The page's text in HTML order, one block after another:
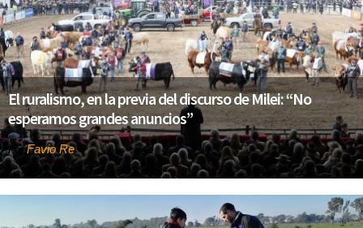
El ruralismo, en la previa del discurso de Milei: “No
esperamos grandes anuncios”
PorFavio Re